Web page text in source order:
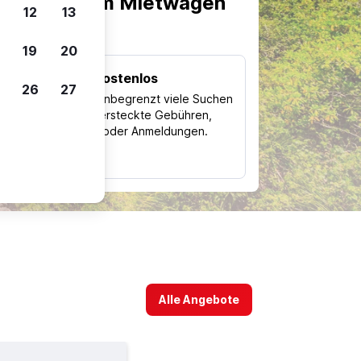
Kostenlos
Nutze unbegrenzt viele Suchen
ohne versteckte Gebühren,
Kosten oder Anmeldungen.
Alle Angebote
12 13
19 20
26 27